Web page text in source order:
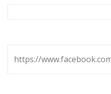
https://